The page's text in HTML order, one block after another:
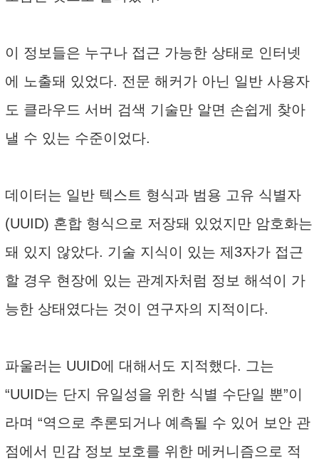
이 정보들은 누구나 접근 가능한 상태로 인터넷
에 노출돼 있었다. 전문 해커가 아닌 일반 사용자
도 클라우드 서버 검색 기술만 알면 손쉽게 찾아
낼 수 있는 수준이었다.
데이터는 일반 텍스트 형식과 범용 고유 식별자
(UUID) 혼합 형식으로 저장돼 있었지만 암호화는
돼 있지 않았다. 기술 지식이 있는 제3자가 접근
할 경우 현장에 있는 관계자처럼 정보 해석이 가
능한 상태였다는 것이 연구자의 지적이다.
파울러는 UUID에 대해서도 지적했다. 그는
“UUID는 단지 유일성을 위한 식별 수단일 뿐”이
라며 “역으로 추론되거나 예측될 수 있어 보안 관
점에서 민감 정보 보호를 위한 메커니즘으로 적